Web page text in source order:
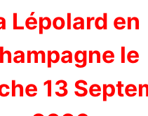
Lépolard en
le
13